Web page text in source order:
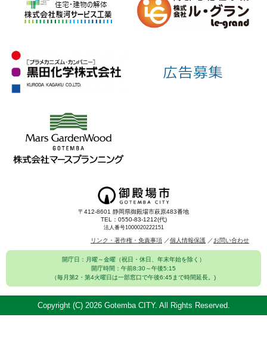
〒412-8601 静岡県御殿場市萩原483番地
TEL：0550-83-1212(代)
法人番号1000020222151
リンク・著作権・免責事項 個人情報保護 お問い合わせ
開庁日：月曜～金曜（祝日・休日、年末年始を除く）
開庁時間：午前8:30～午後5:15
（毎月第2・第4火曜日は一部窓口で午後6:45まで時間延長。)
Copyright (C) 2026 Gotemba CITY. All Rights Reserved.